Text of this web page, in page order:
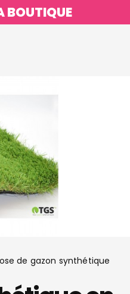
BOUTIQUE
de gazon synthétique